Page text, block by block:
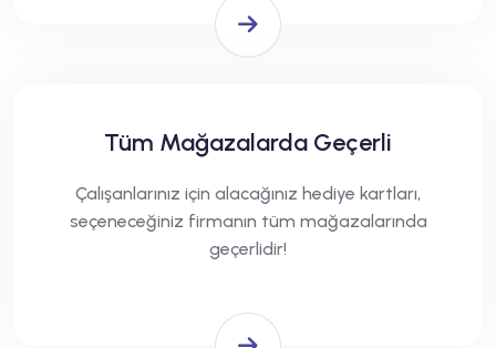
Tüm Mağazalarda Geçerli
Çalışanlarınız için alacağınız hediye kartları,
seçeneceğiniz firmanın tüm mağazalarında
geçerlidir!